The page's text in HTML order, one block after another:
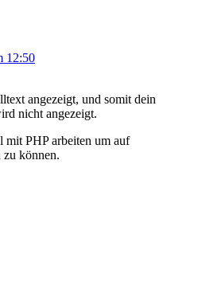
12:50
angezeigt, und somit dein
nicht angezeigt.
mit PHP arbeiten um auf
zu können.